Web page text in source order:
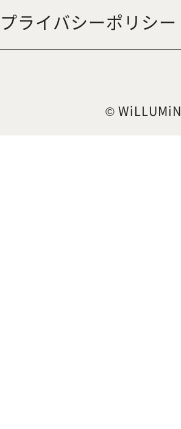
プライバシーポリシー
©